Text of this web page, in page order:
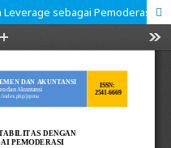
sebagai Pemoderasi